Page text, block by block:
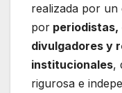
realizada por un
por
divulgadores y
institucionales,
rigurosa e